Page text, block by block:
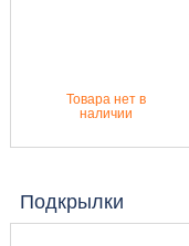
Товара нет в
наличии
Подкрылки